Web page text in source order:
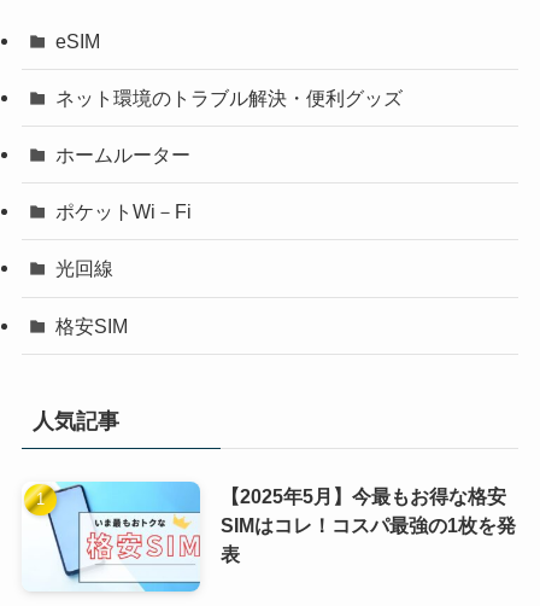
eSIM
ネット環境のトラブル解決・便利グッズ
ホームルーター
ポケットWi－Fi
光回線
格安SIM
人気記事
【2025年5月】今最もお得な格安
SIMはコレ！コスパ最強の1枚を発
表